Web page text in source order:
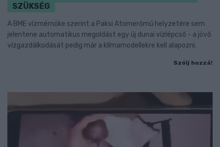
SZÜKSÉG
A BME vízmérnöke szerint a Paksi Atomerőmű helyzetére sem
jelentene automatikus megoldást egy új dunai vízlépcső - a jövő
vízgazdálkodását pedig már a klímamodellekre kell alapozni.
Szólj hozzá!